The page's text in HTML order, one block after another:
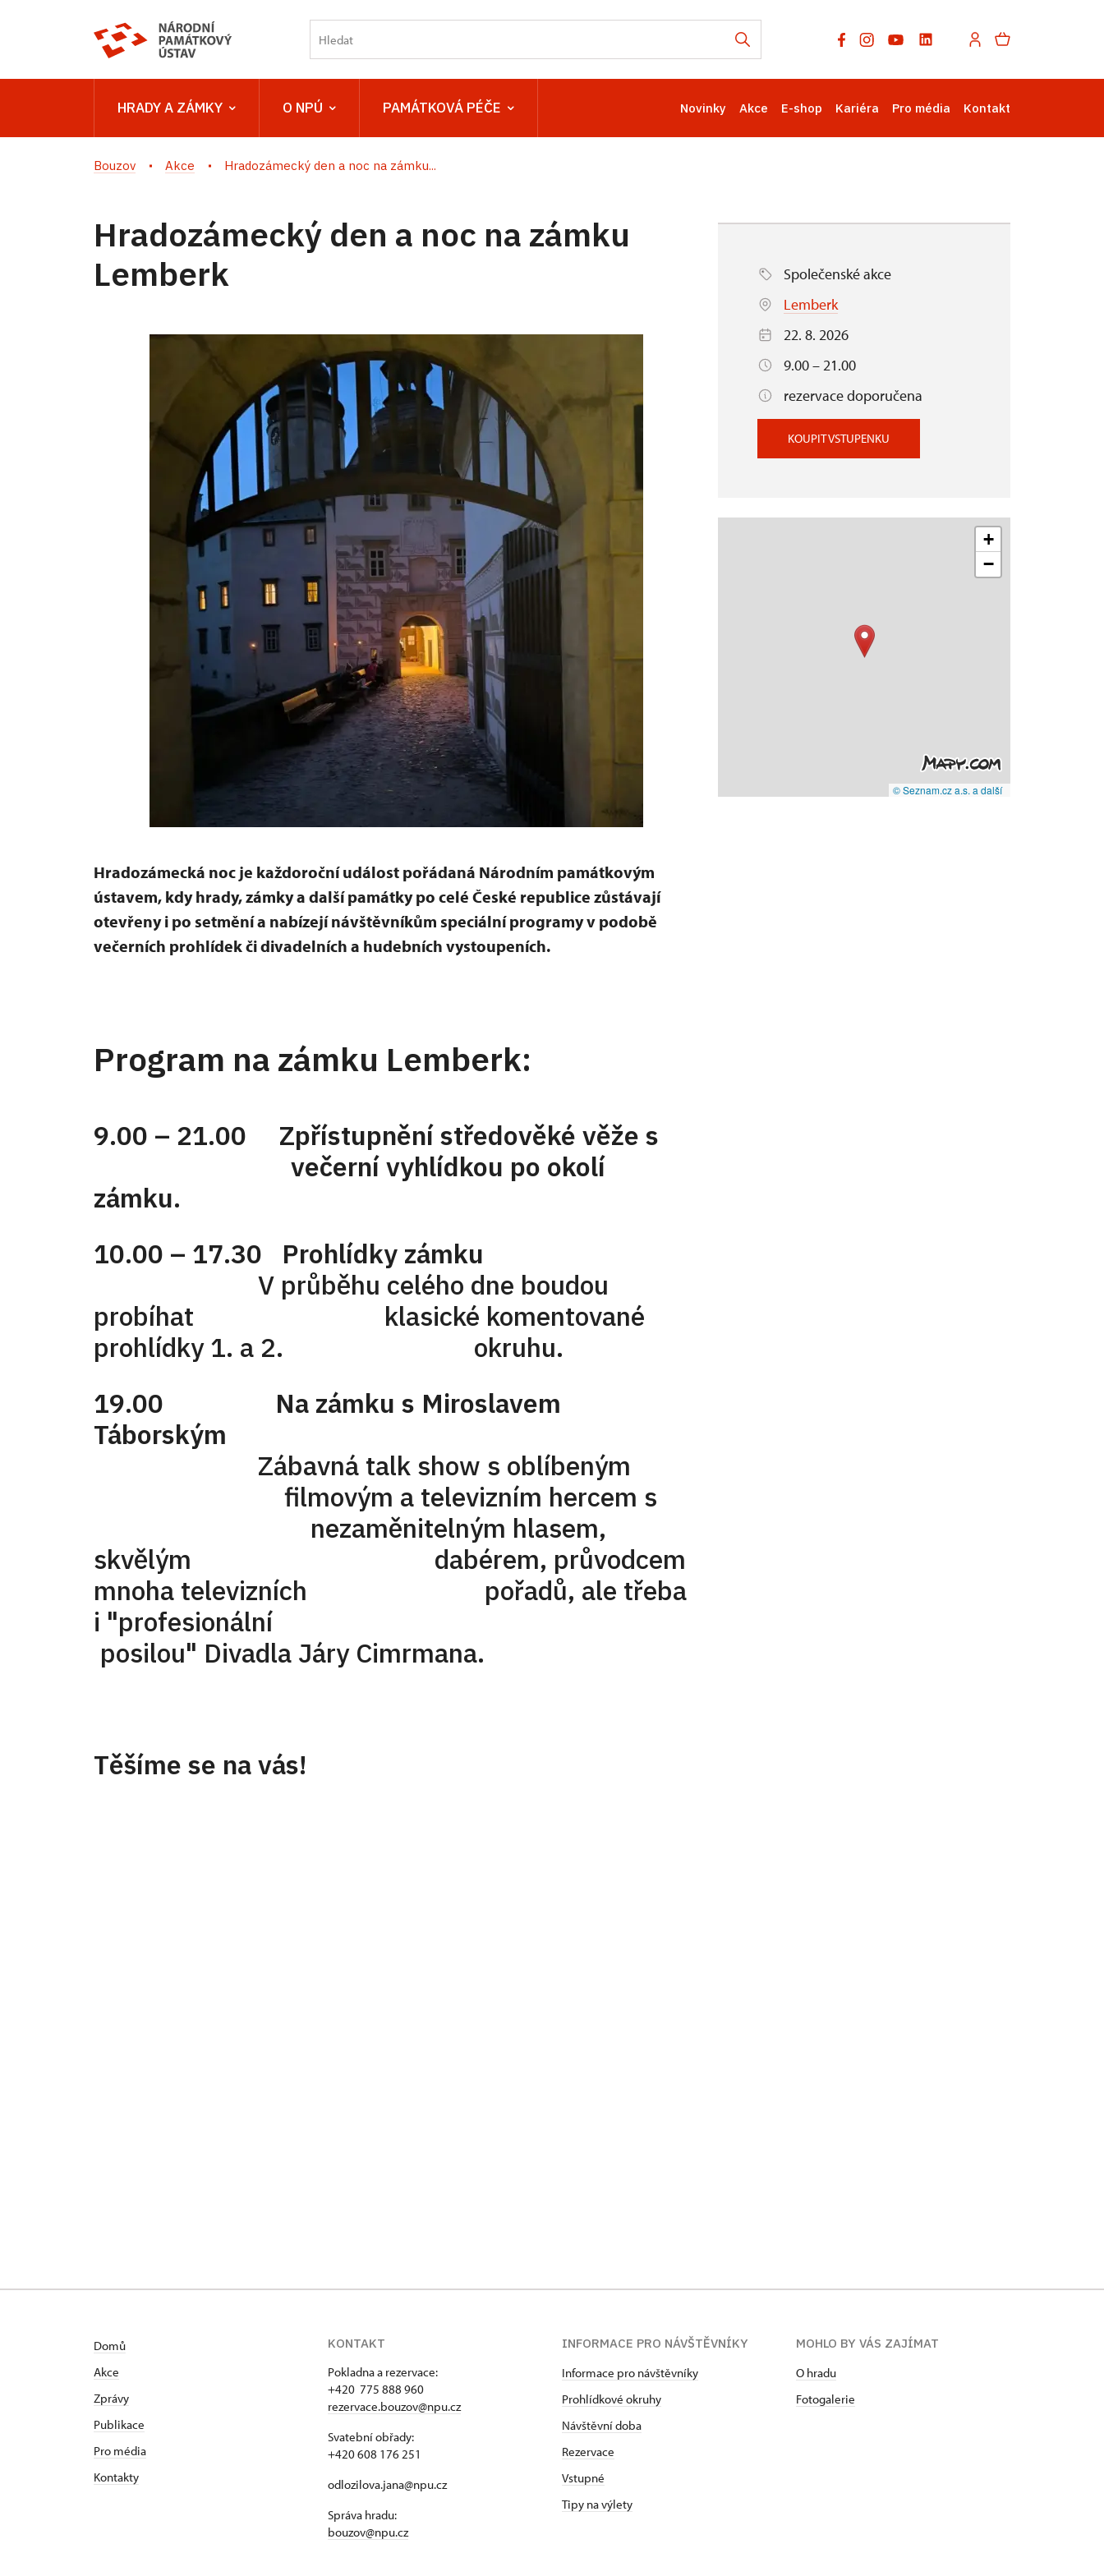
HRADY A ZÁMKY O NPÚ PAMÁTKOVÁ PÉČE Novinky Akce E-shop Kariéra Pro média Kontakt
Bouzov Akce Hradozámecký den a noc na zámku...
Hradozámecký den a noc na zámku
Lemberk
Hradozámecká noc je každoroční událost pořádaná Národním památkovým
ústavem, kdy hrady, zámky a další památky po celé České republice zůstávají
otevřeny i po setmění a nabízejí návštěvníkům speciální programy v podobě
večerních prohlídek či divadelních a hudebních vystoupeních.
Program na zámku Lemberk:
9.00 – 21.00 Zpřístupnění středověké věže s
večerní vyhlídkou po okolí
zámku.
10.00 – 17.30 Prohlídky zámku
V průběhu celého dne boudou
probíhat klasické komentované
prohlídky 1. a 2. okruhu.
19.00 Na zámku s Miroslavem
Táborským
Zábavná talk show s oblíbeným
filmovým a televizním hercem s
nezaměnitelným hlasem,
skvělým dabérem, průvodcem
mnoha televizních pořadů, ale třeba
i "profesionální
posilou" Divadla Járy Cimrmana.
Těšíme se na vás!
Společenské akce
Lemberk
22. 8. 2026
9.00 – 21.00
rezervace doporučena
KOUPIT VSTUPENKU
+
−
© Seznam.cz a.s. a další
Domů
Akce
Zprávy
Publikace
Pro média
Kontakty
KONTAKT
Pokladna a rezervace:
+420 775 888 960
rezervace.bouzov@npu.cz
Svatební obřady:
+420 608 176 251
odlozilova.jana@npu.cz
Správa hradu:
bouzov@npu.cz
INFORMACE PRO NÁVŠTĚVNÍKY
Informace pro návštěvníky
Prohlídkové okruhy
Návštěvní doba
Rezervace
Vstupné
Tipy na výlety
MOHLO BY VÁS ZAJÍMAT
O hradu
Fotogalerie